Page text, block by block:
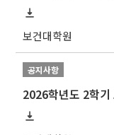
보건대학원
공지사항